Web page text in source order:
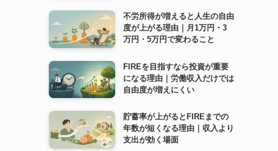
不労所得が増えると人生の自由
度が上がる理由｜月1万円・3
万円・5万円で変わること
FIREを目指すなら投資が重要
になる理由｜労働収入だけでは
自由度が増えにくい
貯蓄率が上がるとFIREまでの
年数が短くなる理由｜収入より
支出が効く場面